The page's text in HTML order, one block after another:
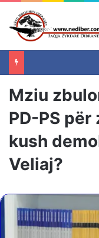
Mziu
PD-PS
kush
Veliaj?